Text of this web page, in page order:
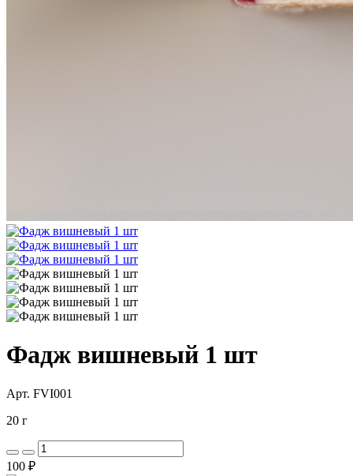
Фадж вишневый 1 шт
Арт. FVI001
20 г
100 ₽